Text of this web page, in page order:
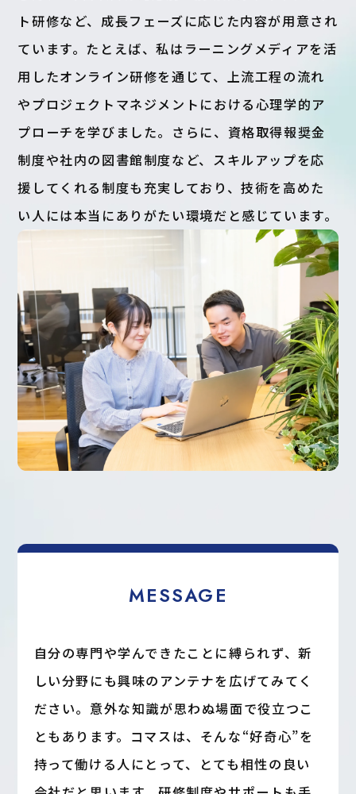
ト研修など、成長フェーズに応じた内容が用意され
ています。たとえば、私はラーニングメディアを活
用したオンライン研修を通じて、上流工程の流れ
やプロジェクトマネジメントにおける心理学的ア
プローチを学びました。さらに、資格取得報奨金
制度や社内の図書館制度など、スキルアップを応
援してくれる制度も充実しており、技術を高めた
い人には本当にありがたい環境だと感じています。
MESSAGE
自分の専門や学んできたことに縛られず、新
しい分野にも興味のアンテナを広げてみてく
ださい。意外な知識が思わぬ場面で役立つこ
ともあります。コマスは、そんな“好奇心”を
持って働ける人にとって、とても相性の良い